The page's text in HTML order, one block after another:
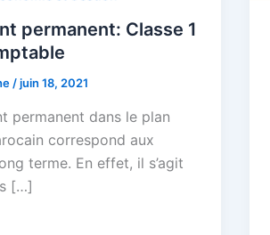
permanent: Classe 1
/juin 18, 2021
permanent dans le plan
correspond aux
terme. En effet, il s’agit
[…]